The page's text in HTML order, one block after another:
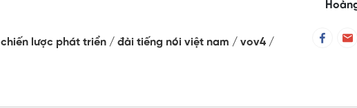
chiến lược phát triển đài tiếng nói việt nam
vov4